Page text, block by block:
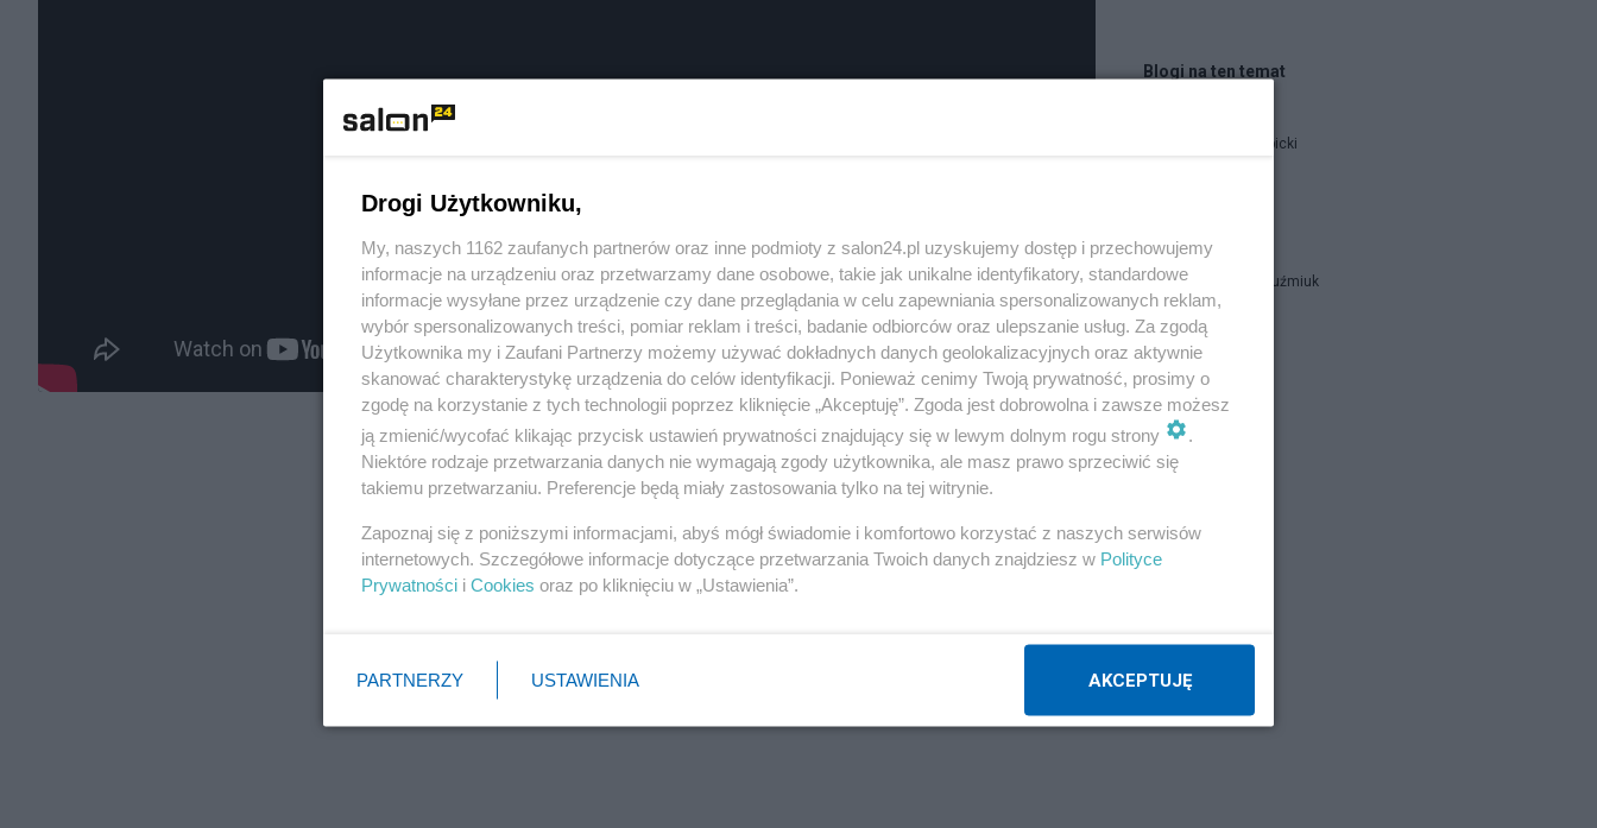
Blogi na ten temat
Jan Filip Libicki
Zbigniew Kuźmiuk
Napisz notkę
Drogi Użytkowniku,
My, naszych 1162 zaufanych partnerów oraz inne podmioty z salon24.pl uzyskujemy dostęp i przechowujemy
informacje na urządzeniu oraz przetwarzamy dane osobowe, takie jak unikalne identyfikatory, standardowe
informacje wysyłane przez urządzenie czy dane przeglądania w celu zapewniania spersonalizowanych reklam,
wybór spersonalizowanych treści, pomiar reklam i treści, badanie odbiorców oraz ulepszanie usług. Za zgodą
Użytkownika my i Zaufani Partnerzy możemy używać dokładnych danych geolokalizacyjnych oraz aktywnie
skanować charakterystykę urządzenia do celów identyfikacji. Ponieważ cenimy Twoją prywatność, prosimy o
zgodę na korzystanie z tych technologii poprzez kliknięcie „Akceptuję”. Zgoda jest dobrowolna i zawsze możesz
ją zmienić/wycofać klikając przycisk ustawień prywatności znajdujący się w lewym dolnym rogu strony
.
Niektóre rodzaje przetwarzania danych nie wymagają zgody użytkownika, ale masz prawo sprzeciwić się
takiemu przetwarzaniu. Preferencje będą miały zastosowania tylko na tej witrynie.
Zapoznaj się z poniższymi informacjami, abyś mógł świadomie i komfortowo korzystać z naszych serwisów
internetowych. Szczegółowe informacje dotyczące przetwarzania Twoich danych znajdziesz w Polityce
Prywatności i Cookies oraz po kliknięciu w „Ustawienia”.
PARTNERZY USTAWIENIA AKCEPTUJĘ